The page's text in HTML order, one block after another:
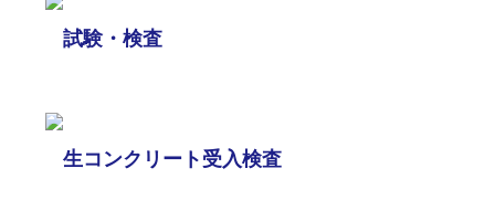
試験・検査
生コンクリート受入検査